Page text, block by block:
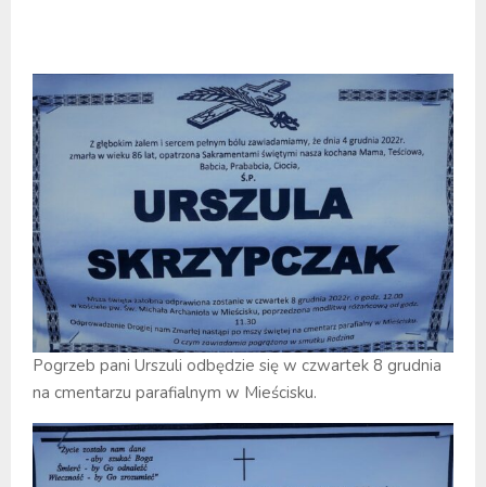
Pogrzeb pani Urszuli odbędzie się w czwartek 8 grudnia
na cmentarzu parafialnym w Mieścisku.